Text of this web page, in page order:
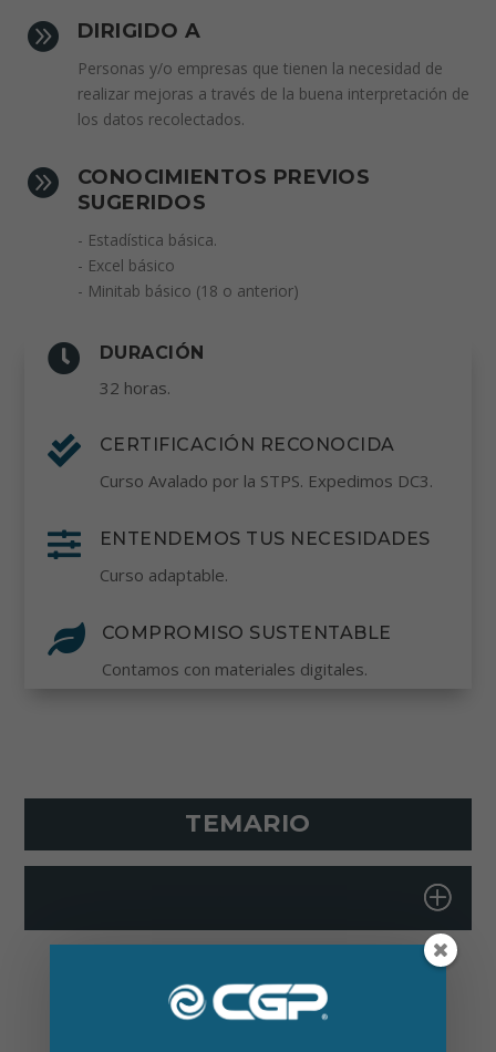
 DIRIGIDO A
Personas y/o empresas que tienen la necesidad de
realizar mejoras a través de la buena interpretación de
los datos recolectados.

CONOCIMIENTOS PREVIOS
SUGERIDOS
- Estadística básica.
- Excel básico
- Minitab básico (18 o anterior)
 DURACIÓN
32 horas.
 CERTIFICACIÓN RECONOCIDA
Curso Avalado por la STPS. Expedimos DC3.
 ENTENDEMOS TUS NECESIDADES
Curso adaptable.
 COMPROMISO SUSTENTABLE
Contamos con materiales digitales.
TEMARIO